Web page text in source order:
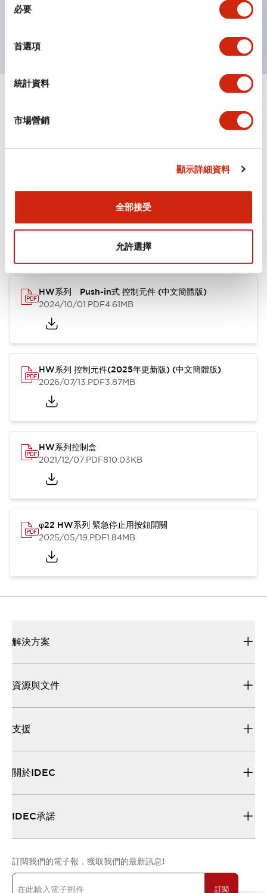
必要
首選項
統計資料
市場營銷
顯示詳細資料
全部接受
允許選擇
符合 ISO 3864-4 安全色規範：在危險或緊急狀況下，
HW系列 Push-in式 控制元件 (中文簡體版)
2024/10/01.PDF4.61MB
HW系列 控制元件(2025年更新版) (中文簡體版)
2026/07/13.PDF3.87MB
HW系列控制盒
2021/12/07.PDF810.03KB
φ22 HW系列 緊急停止用按鈕開關
2025/05/19.PDF1.84MB
解決方案
資源與文件
支援
關於IDEC
IDEC承諾
訂閱我們的電子報，獲取我們的最新訊息!
訂閱